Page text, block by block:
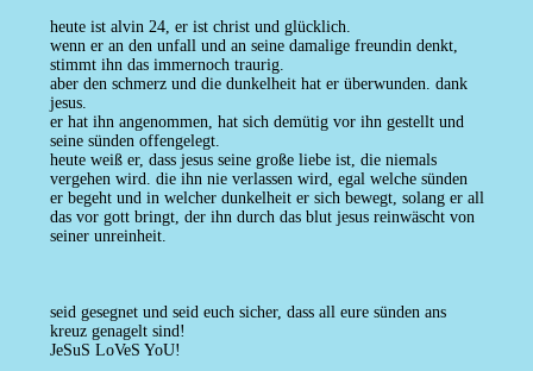
heute ist alvin 24, er ist christ und glücklich.
wenn er an den unfall und an seine damalige freundin denkt,
stimmt ihn das immernoch traurig.
aber den schmerz und die dunkelheit hat er überwunden. dank
jesus.
er hat ihn angenommen, hat sich demütig vor ihn gestellt und
seine sünden offengelegt.
heute weiß er, dass jesus seine große liebe ist, die niemals
vergehen wird. die ihn nie verlassen wird, egal welche sünden
er begeht und in welcher dunkelheit er sich bewegt, solang er all
das vor gott bringt, der ihn durch das blut jesus reinwäscht von
seiner unreinheit.
seid gesegnet und seid euch sicher, dass all eure sünden ans
kreuz genagelt sind!
JeSuS LoVeS YoU!